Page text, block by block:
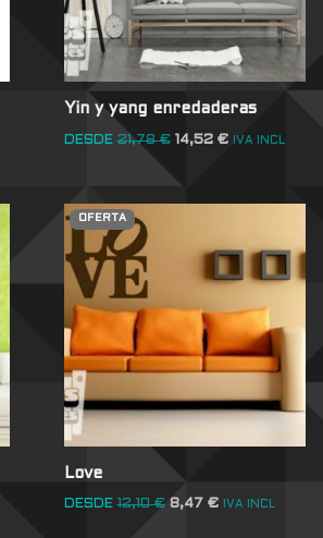
Yin y yang enredaderas
DESDE 21,78€ 14,52 € IVA INCL
OFERTA
Love
DESDE 12,10€ 8,47 € IVA INCL